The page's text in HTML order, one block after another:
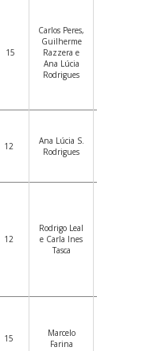
15
Carlos Peres,
Guilherme
Razzera e
Ana Lúcia
Rodrigues
12
Ana Lúcia S.
Rodrigues
12
Rodrigo Leal
e Carla Ines
Tasca
15
Marcelo
Farina